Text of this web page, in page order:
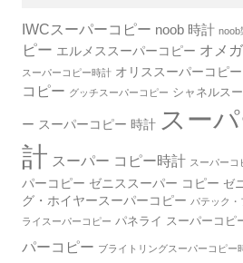
IWCスーパーコピー noob 時計 noob
ピー エルメススーパーコピー オメ
スーパーコピー時計 オリススーパーコピー
コピー グッチスーパーコピー シャネルス
ー スーパーコピー 時計 スー
計 スーパー コピー時計 スーパーコ
パーコピー ゼニススーパー コピー ゼ
グ・ホイヤースーパーコピー パテック
ライスーパーコピー パネライ スーパーコピ
パーコピー ブライトリングスーパーコピー